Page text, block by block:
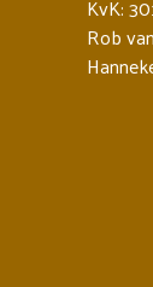
KvK:
Rob